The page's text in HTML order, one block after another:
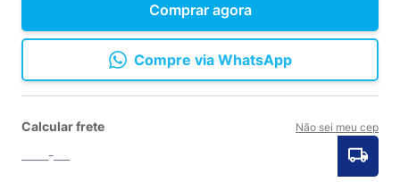
Comprar agora
Compre via WhatsApp
Calcular frete Não sei meu cep